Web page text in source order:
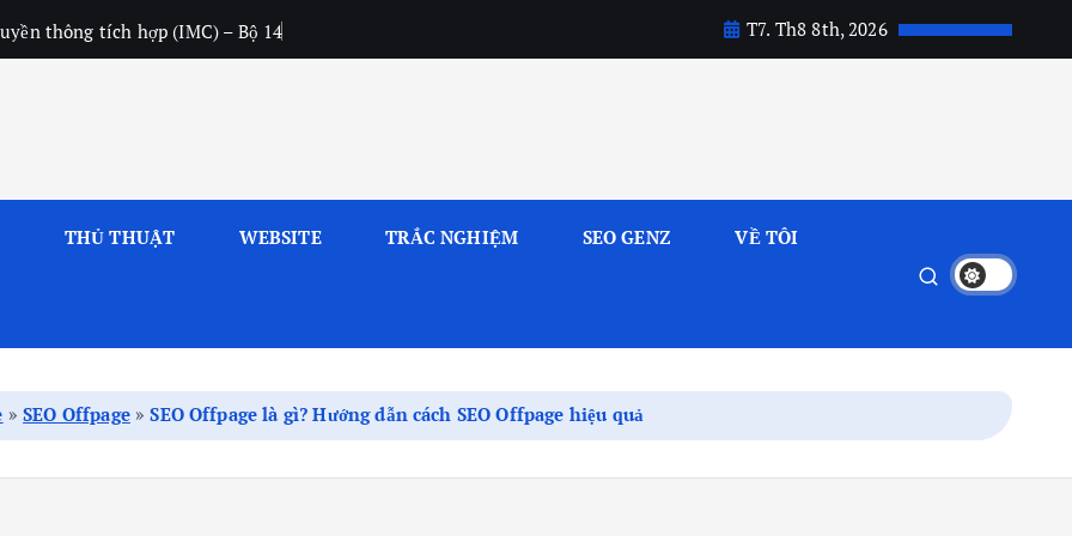
thông tích hợp (IMC) – Bộ 14 T7. Th8 8th, 2026
THỦ THUẬT WEBSITE TRẮC NGHIỆM SEO GENZ VỀ TÔI
»SEO Offpage»SEO Offpage là gì? Hướng dẫn cách SEO Offpage hiệu quả